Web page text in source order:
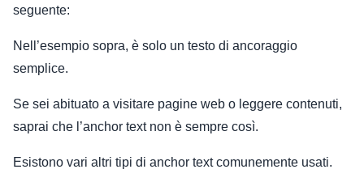
seguente:
Nell’esempio sopra, è solo un testo di ancoraggio
semplice.
Se sei abituato a visitare pagine web o leggere contenuti,
saprai che l’anchor text non è sempre così.
Esistono vari altri tipi di anchor text comunemente usati.